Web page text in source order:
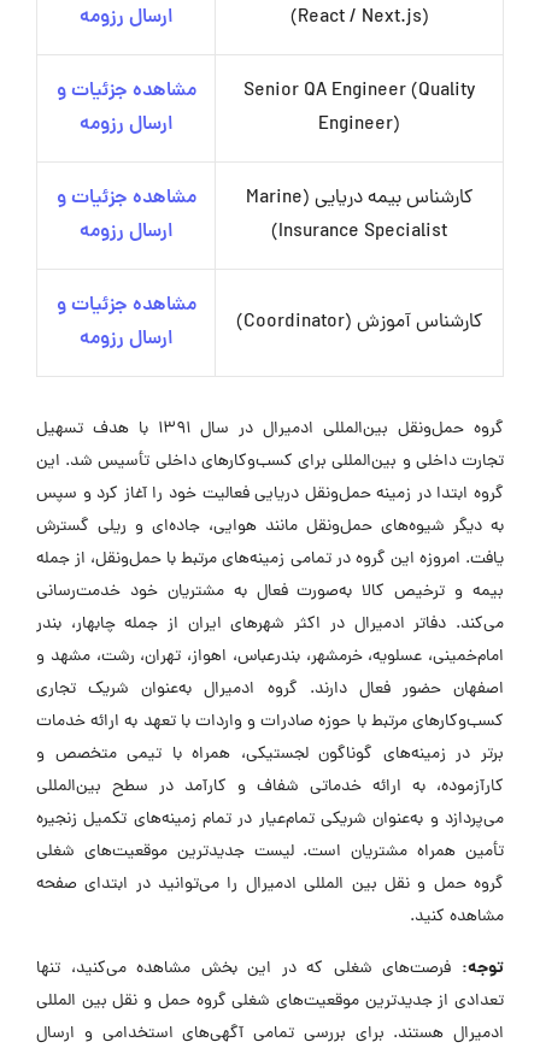
(React / Next.js)
ارسال رزومه
Senior QA Engineer (Quality
Engineer)
مشاهده جزئیات و
ارسال رزومه
کارشناس بیمه دریایی (Marine
Insurance Specialist)
مشاهده جزئیات و
ارسال رزومه
کارشناس آموزش (Coordinator)
مشاهده جزئیات و
ارسال رزومه
گروه حمل‌ونقل بین‌المللی ادمیرال در سال ۱۳۹۱ با هدف تسهیل
تجارت داخلی و بین‌المللی برای کسب‌وکارهای داخلی تأسیس شد. این
گروه ابتدا در زمینه حمل‌ونقل دریایی فعالیت خود را آغاز کرد و سپس
به دیگر شیوه‌های حمل‌ونقل مانند هوایی، جاده‌ای و ریلی گسترش
یافت. امروزه این گروه در تمامی زمینه‌های مرتبط با حمل‌ونقل، از جمله
بیمه و ترخیص کالا به‌صورت فعال به مشتریان خود خدمت‌رسانی
می‌کند. دفاتر ادمیرال در اکثر شهرهای ایران از جمله چابهار، بندر
امام‌خمینی، عسلویه، خرمشهر، بندرعباس، اهواز، تهران، رشت، مشهد و
اصفهان حضور فعال دارند. گروه ادمیرال به‌عنوان شریک تجاری
کسب‌وکارهای مرتبط با حوزه صادرات و واردات با تعهد به ارائه خدمات
برتر در زمینه‌های گوناگون لجستیکی، همراه با تیمی متخصص و
کارآزموده، به ارائه خدماتی شفاف و کارآمد در سطح بین‌المللی
می‌پردازد و به‌عنوان شریکی تمام‌عیار در تمام زمینه‌های تکمیل زنجیره
تأمین همراه مشتریان است. لیست جدیدترین موقعیت‌های شغلی
گروه حمل و نقل بین المللی ادمیرال را می‌توانید در ابتدای صفحه
مشاهده کنید.
توجه: فرصت‌های شغلی که در این بخش مشاهده می‌کنید، تنها
تعدادی از جدیدترین موقعیت‌های شغلی گروه حمل و نقل بین المللی
ادمیرال هستند. برای بررسی تمامی آگهی‌های استخدامی و ارسال